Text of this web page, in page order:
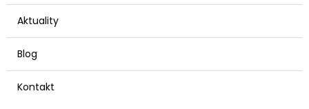
Aktuality
Blog
Kontakt